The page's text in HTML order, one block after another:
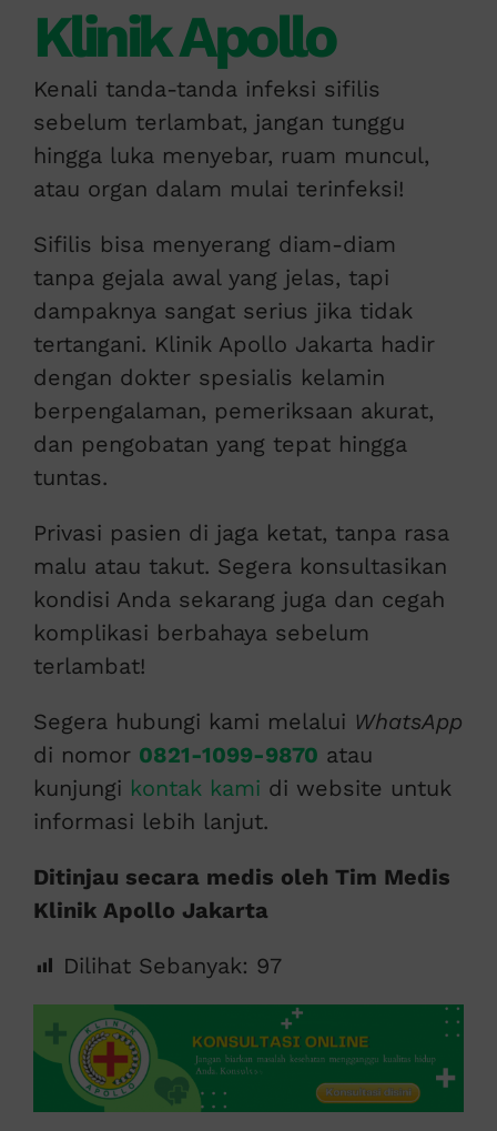
Klinik Apollo
Kenali tanda-tanda infeksi sifilis
sebelum terlambat, jangan tunggu
hingga luka menyebar, ruam muncul,
atau organ dalam mulai terinfeksi!
Sifilis bisa menyerang diam-diam
tanpa gejala awal yang jelas, tapi
dampaknya sangat serius jika tidak
tertangani. Klinik Apollo Jakarta hadir
dengan dokter spesialis kelamin
berpengalaman, pemeriksaan akurat,
dan pengobatan yang tepat hingga
tuntas.
Privasi pasien di jaga ketat, tanpa rasa
malu atau takut. Segera konsultasikan
kondisi Anda sekarang juga dan cegah
komplikasi berbahaya sebelum
terlambat!
Segera hubungi kami melalui WhatsApp
di nomor 0821-1099-9870 atau
kunjungi kontak kami di website untuk
informasi lebih lanjut.
Ditinjau secara medis oleh Tim Medis
Klinik Apollo Jakarta
Dilihat Sebanyak: 97